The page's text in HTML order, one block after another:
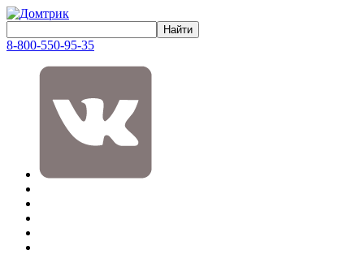
8-800-550-95-35